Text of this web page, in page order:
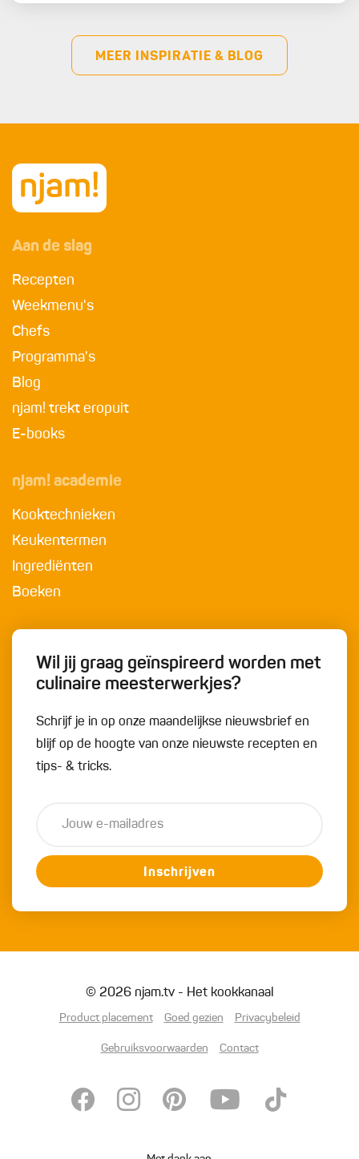
MEER INSPIRATIE & BLOG
Aan de slag
Recepten
Weekmenu's
Chefs
Programma's
Blog
njam! trekt eropuit
E-books
njam! academie
Kooktechnieken
Keukentermen
Ingrediënten
Boeken
Wil jij graag geïnspireerd worden met
culinaire meesterwerkjes?
Schrijf je in op onze maandelijkse nieuwsbrief en
blijf op de hoogte van onze nieuwste recepten en
tips- & tricks.
Inschrijven
© 2026 njam.tv - Het kookkanaal
Product placement Goed gezien Privacybeleid
Gebruiksvoorwaarden Contact